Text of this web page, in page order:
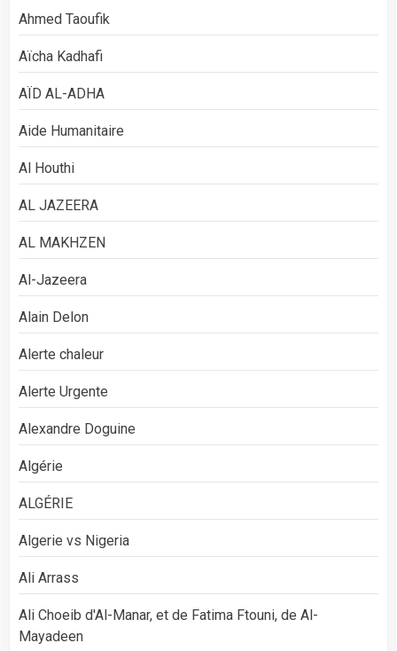
Ahmed Taoufik
Aïcha Kadhafi
AÏD AL-ADHA
Aide Humanitaire
Al Houthi
AL JAZEERA
AL MAKHZEN
Al-Jazeera
Alain Delon
Alerte chaleur
Alerte Urgente
Alexandre Doguine
Algérie
ALGÉRIE
Algerie vs Nigeria
Ali Arrass
Ali Choeib d'Al-Manar, et de Fatima Ftouni, de Al-
Mayadeen